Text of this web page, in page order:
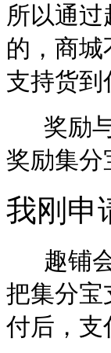
所以通
的，商
支持货到
奖励与
奖励集分
我刚申
趣铺会
把集分宝
付后，支